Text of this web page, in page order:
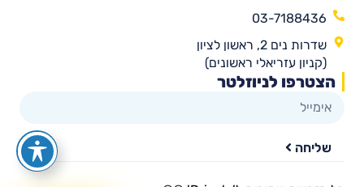
03-7188436
שדרות נים 2, ראשון לציון
(קניון עזריאלי ראשונים)
הצטרפו לניוזלטר
שליחה